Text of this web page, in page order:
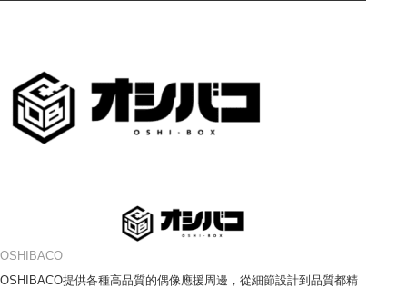
OSHIBACO
OSHIBACO提供各種高品質的偶像應援周邊，從細節設計到品質都精